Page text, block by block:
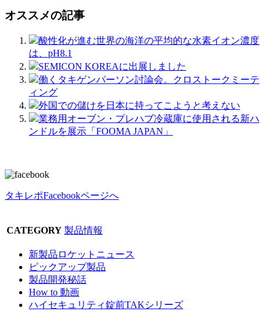
オススメの記事
酸性化が進む世界の海洋の平均的な水素イオン濃度
は、pH8.1
SEMICON KOREAに出展しました
働くタキゲンパーソン討論会。クロストークミーテ
ィング
外国での儲けを日本に持ってこようと考えない
業務用オーブン・プレハブ冷蔵庫に使用される新ハ
ンドルを展示「FOOMA JAPAN」
タキレポFacebookページへ
CATEGORY 製品情報
新製品ロケットニュース
ピックアップ製品
製品開発秘話
How to 動画
ハイセキュリティ錠前TAKシリーズ